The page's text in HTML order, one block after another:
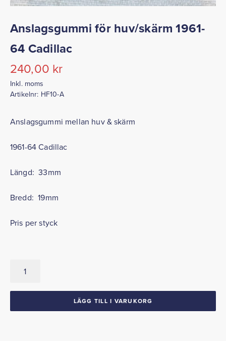
Anslagsgummi för huv/skärm 1961-
64 Cadillac
240,00 kr
Inkl. moms
Artikelnr: HF10-A
Anslagsgummi mellan huv & skärm
1961-64 Cadillac
Längd: 33mm
Bredd: 19mm
Pris per styck
LÄGG TILL I VARUKORG